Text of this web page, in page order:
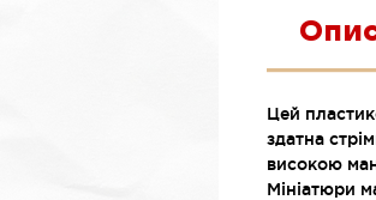
Цей
здатна
високою
Мініатюри